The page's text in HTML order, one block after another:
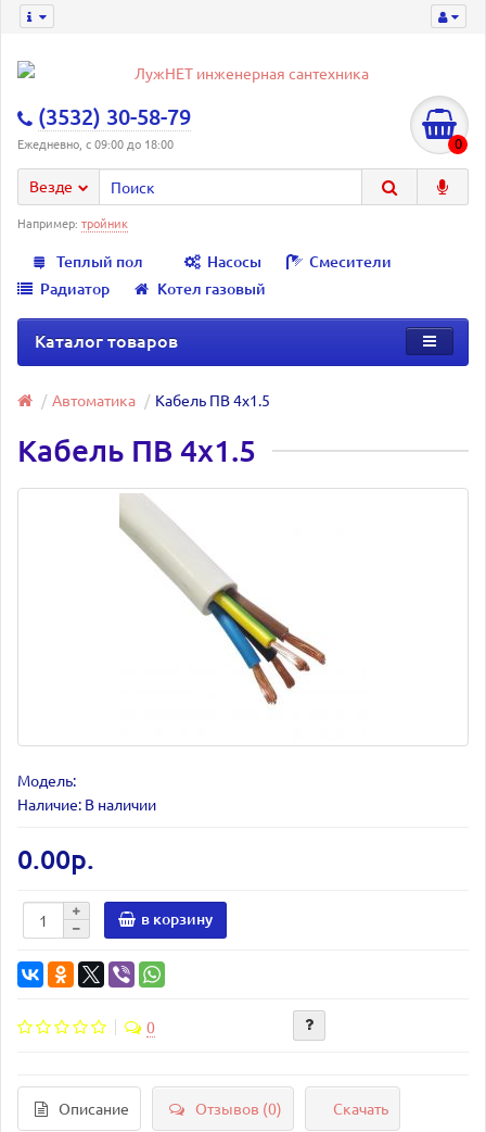
(3532) 30-58-79
Ежедневно, с 09:00 до 18:00 0
Везде
Например: тройник
Теплый пол Насосы
Смесители
Радиатор
Котел газовый
Каталог товаров
Автоматика Кабель ПВ 4х1.5
Кабель ПВ 4х1.5
Модель:
Наличие: В наличии
0.00р.
в корзину
0
Описание Отзывов (0) Скачать